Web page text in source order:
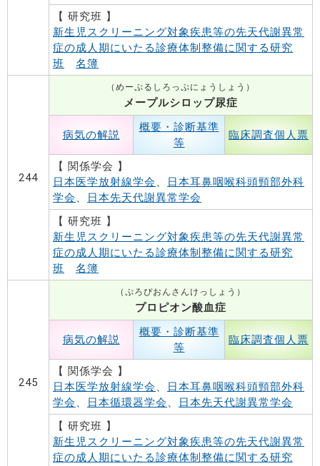
【 研究班 】
新生児スクリーニング対象疾患等の先天代謝異常
症の成人期にいたる診療体制整備に関する研究
班
名簿
244
（めーぷるしろっぷにょうしょう）
メープルシロップ尿症
病気の解説
概要・診断基準
等
臨床調査個人票
【 関係学会 】
日本医学放射線学会 、
日本耳鼻咽喉科頭頸部外科
学会 、
日本先天代謝異常学会
【 研究班 】
新生児スクリーニング対象疾患等の先天代謝異常
症の成人期にいたる診療体制整備に関する研究
班
名簿
245
（ぷろぴおんさんけっしょう）
プロピオン酸血症
病気の解説
概要・診断基準
等
臨床調査個人票
【 関係学会 】
日本医学放射線学会 、
日本耳鼻咽喉科頭頸部外科
学会 、 日本循環器学会 、
日本先天代謝異常学会
【 研究班 】
新生児スクリーニング対象疾患等の先天代謝異常
症の成人期にいたる診療体制整備に関する研究